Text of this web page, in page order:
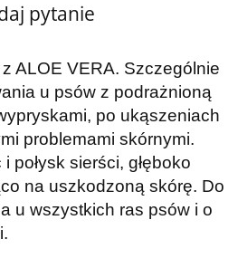
pytanie
ALOE VERA. Szczególnie
u psów z podrażnioną
po ukąszeniach
problemami skórnymi.
połysk sierści, głęboko
na uszkodzoną skórę. Do
u wszystkich ras psów i o